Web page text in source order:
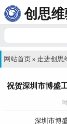
创思维
网站首页 » 走进创思
祝贺深圳市博盛
深圳市博盛